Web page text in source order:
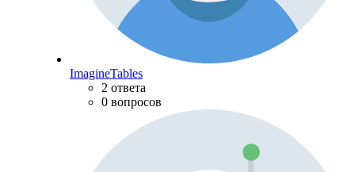
ImagineTables
2 ответа
0 вопросов